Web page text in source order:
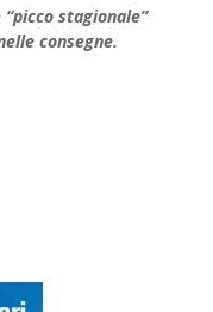
stagionale”
consegne.